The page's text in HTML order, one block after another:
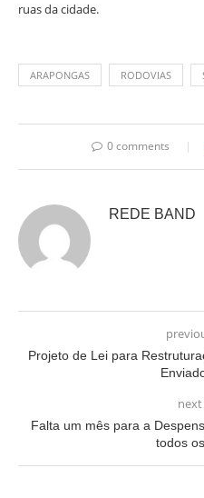
ruas da cidade.
ARAPONGAS RODOVIAS
0 comments
REDE BAND
Projeto de Lei para
Falta um mês para a
todos